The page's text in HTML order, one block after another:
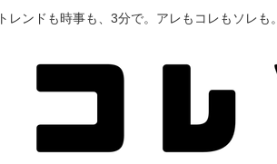
トレンドも時事も、3分で。アレもコレもソレも。